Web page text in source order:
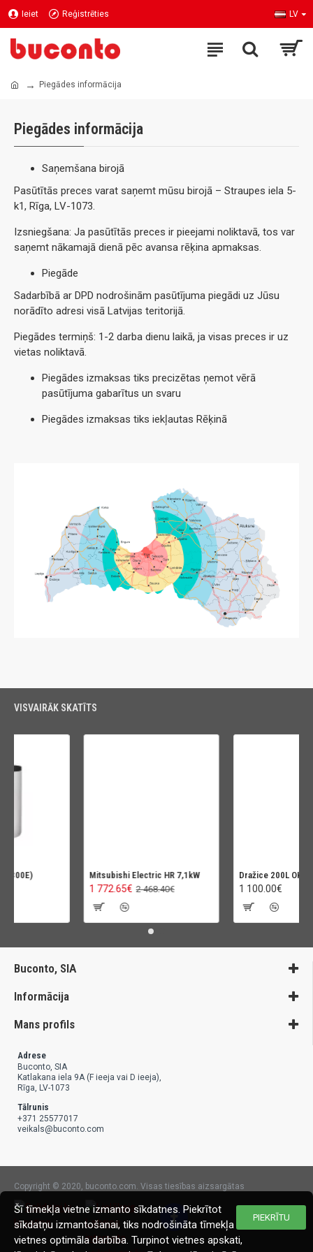
Ieiet Reģistrēties LV
Piegādes informācija
Piegādes informācija
Saņemšana birojā
Pasūtītās preces varat saņemt mūsu birojā – Straupes iela 5-
k1, Rīga, LV-1073.
Izsniegšana: Ja pasūtītās preces ir pieejami noliktavā, tos var
saņemt nākamajā dienā pēc avansa rēķina apmaksas.
Piegāde
Sadarbībā ar DPD nodrošinām pasūtījuma piegādi uz Jūsu
norādīto adresi visā Latvijas teritorijā.
Piegādes termiņš: 1-2 darba dienu laikā, ja visas preces ir uz
vietas noliktavā.
Piegādes izmaksas tiks precizētas ņemot vērā
pasūtījuma gabarītus un svaru
Piegādes izmaksas tiks iekļautas Rēķinā
VISVAIRĀK SKATĪTS
Mitsubishi Electric HR 7,1kW
1 772.65€ 2 468.40€
Dražice 200L
1 100.00€
Buconto, SIA
Informācija
Mans profils
Adrese
Buconto, SIA
Katlakana iela 9A (F ieeja vai D ieeja),
Rīga, LV-1073
Tālrunis
+371 25577017
veikals@buconto.com
Copyright © 2020, buconto.com. Visas tiesības aizsargātas
PIEKRĪTU
Šī tīmekļa vietne izmanto sīkdatnes. Piekrītot
sīkdatņu izmantošanai, tiks nodrošināta tīmekļa
vietnes optimāla darbība. Turpinot vietnes apskati,